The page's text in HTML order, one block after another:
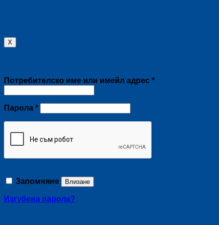
X
Потребителско име или имейл адрес *Задължително
Парола *Задължително
Запомняне Влизане
Изгубена парола?